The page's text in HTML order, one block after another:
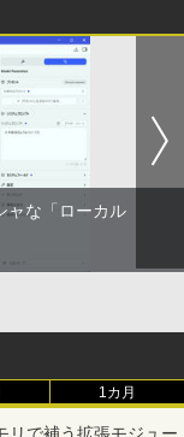
レス 500ml ×24本
ム含有 水 ミネラル
静岡県産 500ミリリ
レス 2L×9本
(角川コミックス・
クロ版 39 (ジャンプ
ふたり 9巻 (デジタル
トパソコン 富士
超高速新品SSD
Bluetooth 15.6
コン アウトレット
Win11選べる!
ソコン 期限限定
定済 返品OK
世代 Core i5 メモ
13.3インチ フ
カメラ 無線LAN
東芝 dyna
ト10倍 お買い物マ
パソコン デス
ST190E
8GB / 16GB 中古S
Pro 64b
証】
600 G4 All-i
2.1(～最大3.5)
新品) | D
し | Webカメラ内
| ACアダプ
ル 1.4規格240Hz
ト ケーブル dpケ
4K@144Hz/
ハイスピード DP
PC テレビ PS5 P
インチ Dell Lati
FullHD 1920x10
ィスプレイ 修理
ッスン クレパス
]
さくら (1-12巻
ドバイザー3級 2
令研究会 ]
ャな「ローカル
1カ月